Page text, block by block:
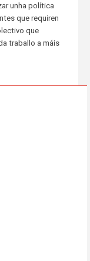
unha política
que requiren
que
traballo a máis